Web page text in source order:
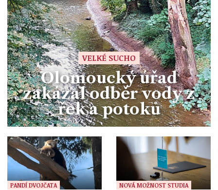
VELKÉ SUCHO
Olomoucký úřad
zakázal odběr vody z
řek a potoků
PANDÍ DVOJČATA NOVÁ MOŽNOST STUDIA